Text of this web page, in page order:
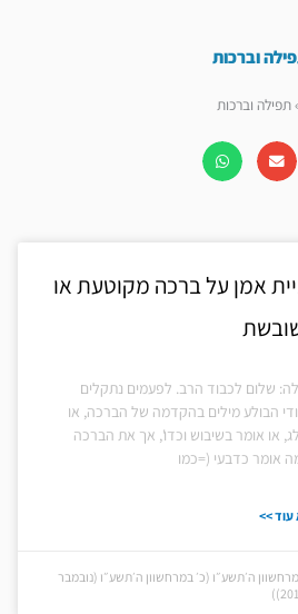
וברכות
תפילה וברכות
אמן על ברכה מקוטעת או
שלום לכבוד הרב. לפעמים נתקלים
הבולע מילים בהקדמה של הברכה, או
או אומר בשיבוש וכדו', אך את הברכה
אומר כדבעי (=כמו
>>
ה׳תשע״ו (כ׳ במרחשוון ה׳תשע״ו (נובמבר